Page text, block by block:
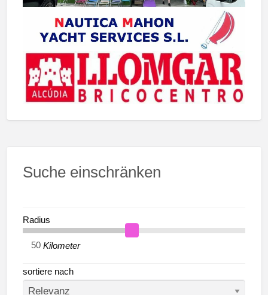
Suche einschränken
Radius
Kilometer
sortiere nach